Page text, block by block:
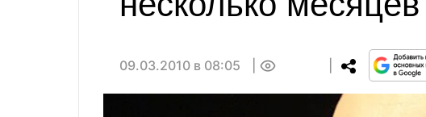
09.03.2010 в 08:05